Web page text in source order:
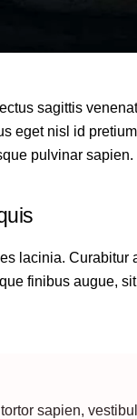
sagittis
eget nisl id
pulvinar sapien.
lacinia.
finibus augue,
sapien,